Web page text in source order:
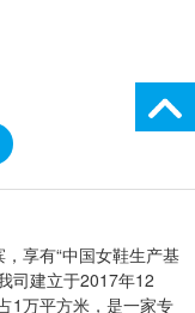
享有“中国女鞋生产基
司建立于2017年12
1万平方米，是一家专